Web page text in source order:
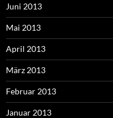
Juni 2013
Mai 2013
April 2013
März 2013
Februar 2013
Januar 2013